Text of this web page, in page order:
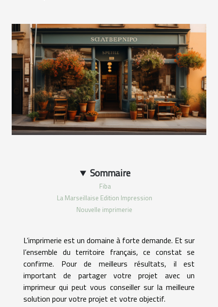
Sommaire
Fiba
La Marseillaise Edition Impression
Nouvelle imprimerie
L’imprimerie est un domaine à forte demande. Et sur
l’ensemble du territoire français, ce constat se
confirme. Pour de meilleurs résultats, il est
important de partager votre projet avec un
imprimeur qui peut vous conseiller sur la meilleure
solution pour votre projet et votre objectif.